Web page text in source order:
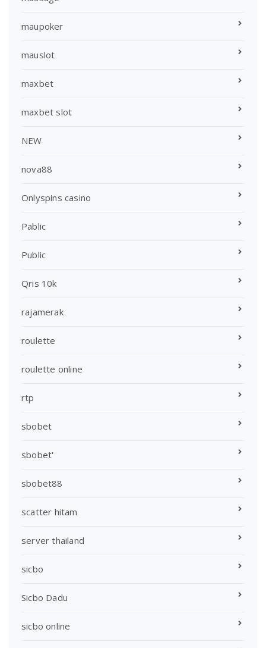
maupoker
mauslot
maxbet
maxbet slot
NEW
nova88
Onlyspins casino
Pablic
Public
Qris 10k
rajamerak
roulette
roulette online
rtp
sbobet
sbobet'
sbobet88
scatter hitam
server thailand
sicbo
Sicbo Dadu
sicbo online